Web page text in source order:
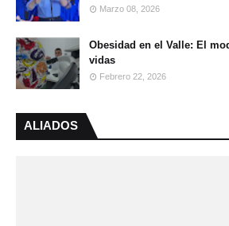
Marzo 08, 2026
Obesidad en el Valle: El
vidas
Febrero 22, 2026
ALIADOS